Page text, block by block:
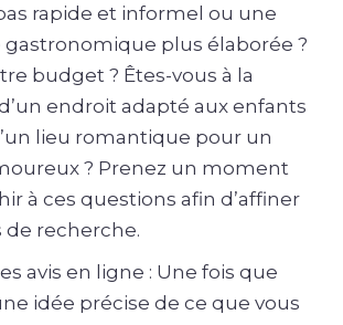
rapide et informel ou une
gastronomique plus élaborée ?
budget ? Êtes-vous à la
endroit adapté aux enfants
lieu romantique pour un
? Prenez un moment
à ces questions afin d’affiner
de recherche.
avis en ligne : Une fois que
idée précise de ce que vous